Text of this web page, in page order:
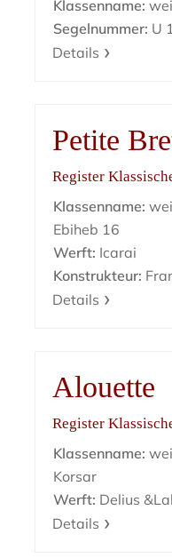
Klassenname:
Segelnummer: U
Details
Petite
Register
Klassenname:
Ebiheb 16
Werft: Icarai
Konstrukteur:
Details
Alouette
Register
Klassenname:
Korsar
Werft: Delius
Details